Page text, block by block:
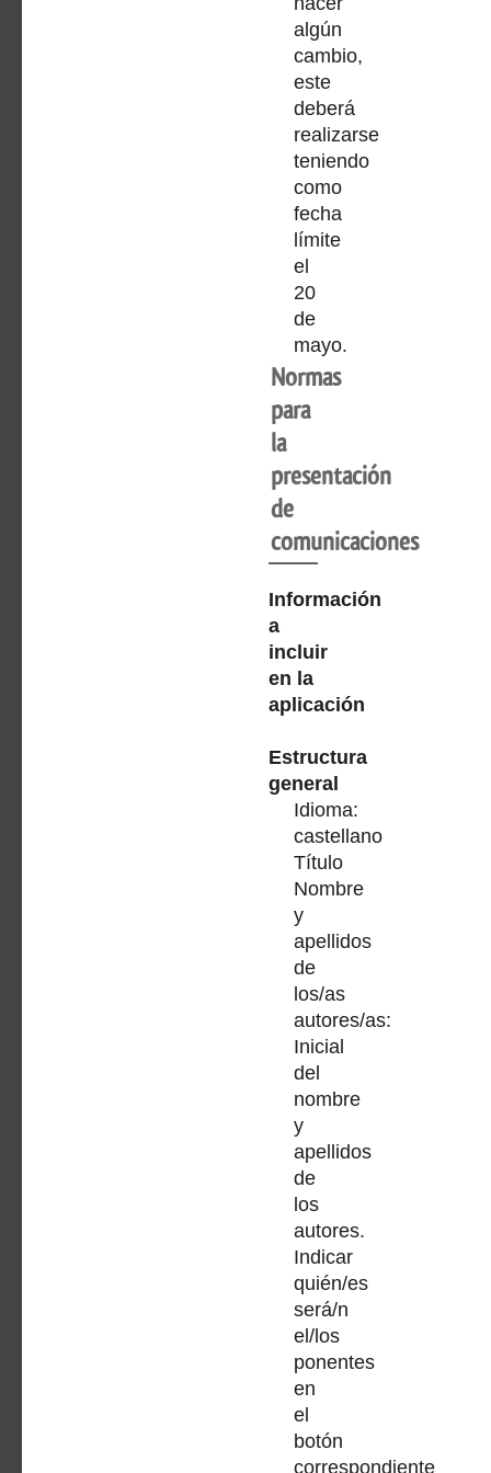
algún
cambio,
este
deberá
realizarse
teniendo
como
fecha
límite
el
20
de
mayo.
Normas
para
la
presentación
de
comunicaciones
Información
a
incluir
en la
aplicación
Estructura
general
Idioma:
castellano
Título
Nombre
y
apellidos
de
los/as
autores/as:
Inicial
del
nombre
y
apellidos
de
los
autores.
Indicar
quién/es
será/n
el/los
ponentes
en
el
botón
correspondiente